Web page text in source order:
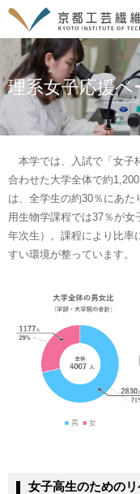
理系女子応援ペ
本学では、入試で「女子
合わせた大学全体で約
は、全学生の約30％にあ
用生物学課程では37％が
年次生）。課程により比率
すい環境が整っています。
女子高生のための